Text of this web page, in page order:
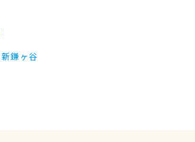
新鎌ヶ谷